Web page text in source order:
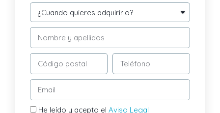
He leído y acepto elAviso Legal